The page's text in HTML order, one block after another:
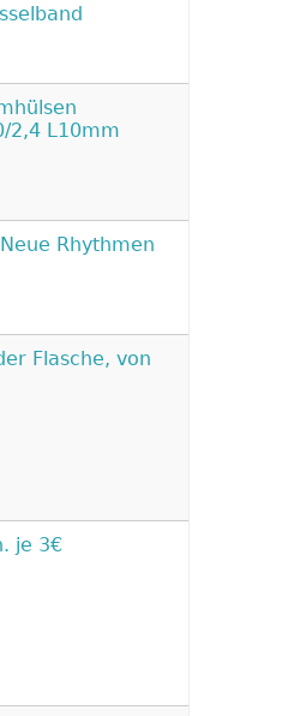
2,4 L10mm
Rhythmen
Flasche, von
je 3€